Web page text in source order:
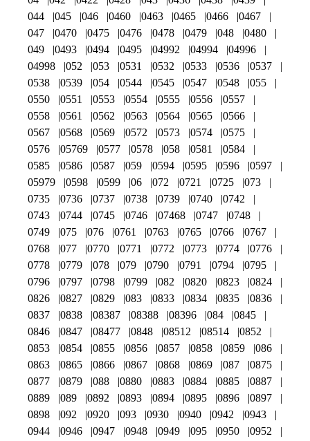
044
045 046 0460 0463 0465 0466
0467
047
0470 0475 0476 0478 0479 048
0480
049
0493 0494 0495 04992 04994
04996
04998
052 053 0531 0532 0533 0536
0537
0538
0539 054 0544 0545 0547 0548
055
0550
0551 0553 0554 0555 0556
0557
0558
0561 0562 0563 0564 0565
0566
0567
0568 0569 0572 0573 0574
0575
0576
05769 0577 0578 058 0581
0584
0585
0586 0587 059 0594 0595 0596
0597
05979
0598 0599 06 072 0721 0725
073
0735
0736 0737 0738 0739 0740
0742
0743
0744 0745 0746 07468 0747
0748
0749
075 076 0761 0763 0765 0766
0767
0768
077 0770 0771 0772 0773 0774
0776
0778
0779 078 079 0790 0791 0794
0795
0796
0797 0798 0799 082 0820 0823
0824
0826
0827 0829 083 0833 0834 0835
0836
0837
0838 08387 08388 08396 084
0845
0846
0847 08477 0848 08512 08514
0852
0853
0854 0855 0856 0857 0858 0859
086
0863
0865 0866 0867 0868 0869 087
0875
0877
0879 088 0880 0883 0884 0885
0887
0889
089 0892 0893 0894 0895 0896
0897
0898
092 0920 093 0930 0940 0942
0943
0944
0946 0947 0948 0949 095 0950
0952